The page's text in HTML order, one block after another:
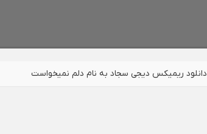
دانلود ریمیکس دیجی سجاد به نام دلم نمیخواست